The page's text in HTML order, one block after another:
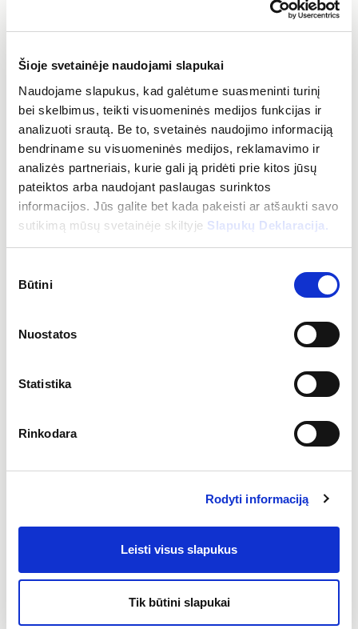
Šioje svetainėje naudojami slapukai
Naudojame slapukus, kad galėtume suasmeninti turinį
bei skelbimus, teikti visuomeninės medijos funkcijas ir
analizuoti srautą. Be to, svetainės naudojimo informaciją
bendriname su visuomeninės medijos, reklamavimo ir
analizės partneriais, kurie gali ją pridėti prie kitos jūsų
pateiktos arba naudojant paslaugas surinktos
informacijos. Jūs galite bet kada pakeisti ar atšaukti savo
sutikimą mūsų svetainėje skiltyje Slapukų Deklaracija.
pasirinkimas
Būtini
Nuostatos
Statistika
Rinkodara
Rodyti informaciją
Leisti visus slapukus
Tik būtini slapukai
kruopštumas, atsakingumas, pareigingumas
vairuotojo pažymėjimas
Rūpinamės savo darbuotojais, todėl suteikiame:
atvirą, skatinančią tobulėti darbo aplinką
palaikančią komandą
galimybę plėsti ir auginti kompetencijas
Papildomų verčių paketą:
sveikatos draudimą, pensijų kaupimą ar kitą naudą iš
programėlėje
draudimą nuo nelaimingų atsitikimų
mokymus
komandos formavimo ir kitus renginius, dovanas, kt.
Atlyginimas:
2500-3000 EUR/mėn., neatskaičius mokesčių.
Atlyginimo dydis priklauso nuo kandidato darbo
patirties, įgūdžių. Esant didesniam finansiniam
lūkesčiui, galimos derybos priklausomai nuo
Jei susidomėjai, susisiektelefonu+37063979400 arba
siųsk gyvenimo aprašymą el.
paštupersonalas@caverion.comsu pavadinimu
Technikas (-ė) inžinerinių sistemų priežiūrai Klaipėdoje